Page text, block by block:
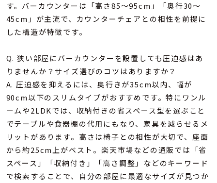
す。バーカウンターは「高さ85〜95cm」「奥行30〜
45cm」が主流で、カウンターチェアとの相性を前提に
した構造が特徴です。
Q. 狭い部屋にバーカウンターを設置しても圧迫感はあ
りませんか？サイズ選びのコツはありますか？
A. 圧迫感を抑えるには、奥行きが35cm以内、幅が
90cm以下のスリムタイプがおすすめです。特にワンル
ームや2LDKでは、収納付きの省スペース型を選ぶこと
でテーブルや食器棚の代用にもなり、家具を減らせるメ
リットがあります。高さは椅子との相性が大切で、座面
から約25cm上がベスト。楽天市場などの通販では「省
スペース」「収納付き」「高さ調整」などのキーワード
で検索することで、自分の部屋に最適なサイズが見つか